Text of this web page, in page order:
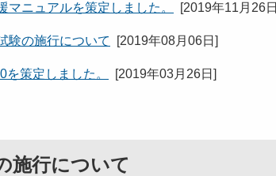
ニュアルを策定しました。 [2019年11月26日
験の施行について [2019年08月06日 ]
策定しました。 [2019年03月26日 ]
施行について